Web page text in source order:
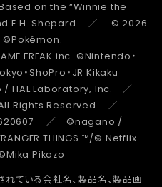
on the “Winnie the
E.H. Shepard. ／ © 2026
FREAK inc. ©Nintendo・
・ShoPro・JR Kikaku
HAL Laboratory, Inc. ／
All Rights Reserved. ／
／ ©nagano /
THINGS ™/© Netflix.
Pikazo
ている会社名、製品名、製品画